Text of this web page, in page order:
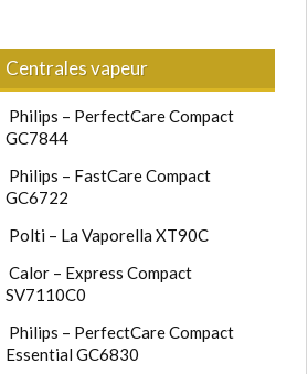
Centrales vapeur
Philips – PerfectCare Compact
GC7844
Philips – FastCare Compact
GC6722
Polti – La Vaporella XT90C
Calor – Express Compact
SV7110C0
Philips – PerfectCare Compact
Essential GC6830